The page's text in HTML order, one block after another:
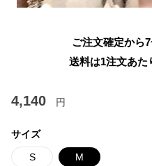
ご注文確定から
送料は1注文あた
4,140 円
サイズ
S M